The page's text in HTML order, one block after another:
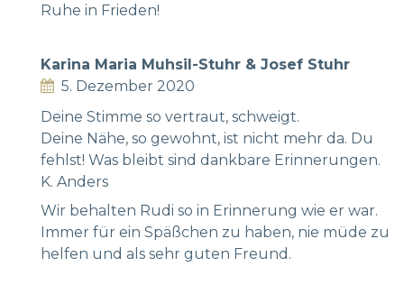
Ruhe in Frieden!
Karina Maria Muhsil-Stuhr & Josef Stuhr
5. Dezember 2020
Deine Stimme so vertraut, schweigt.
Deine Nähe, so gewohnt, ist nicht mehr da. Du
fehlst! Was bleibt sind dankbare Erinnerungen.
K. Anders
Wir behalten Rudi so in Erinnerung wie er war.
Immer für ein Späßchen zu haben, nie müde zu
helfen und als sehr guten Freund.